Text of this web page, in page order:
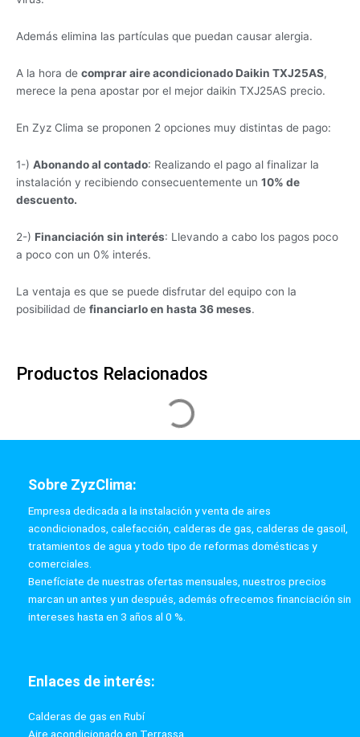
Además elimina las partículas que puedan causar alergia.
A la hora de comprar aire acondicionado Daikin TXJ25AS,
merece la pena apostar por el mejor daikin TXJ25AS precio.
En Zyz Clima se proponen 2 opciones muy distintas de pago:
1-) Abonando al contado: Realizando el pago al finalizar la
instalación y recibiendo consecuentemente un 10% de
descuento.
2-) Financiación sin interés: Llevando a cabo los pagos poco
a poco con un 0% interés.
La ventaja es que se puede disfrutar del equipo con la
posibilidad de financiarlo en hasta 36 meses.
Productos Relacionados
Split Pared (Inverter)
Etiqueta energética A++/A
Garantía 2 años (compresor)
6.106 Frig. H / 7.051 Kcal. H
(instalación incluida 5 metros)